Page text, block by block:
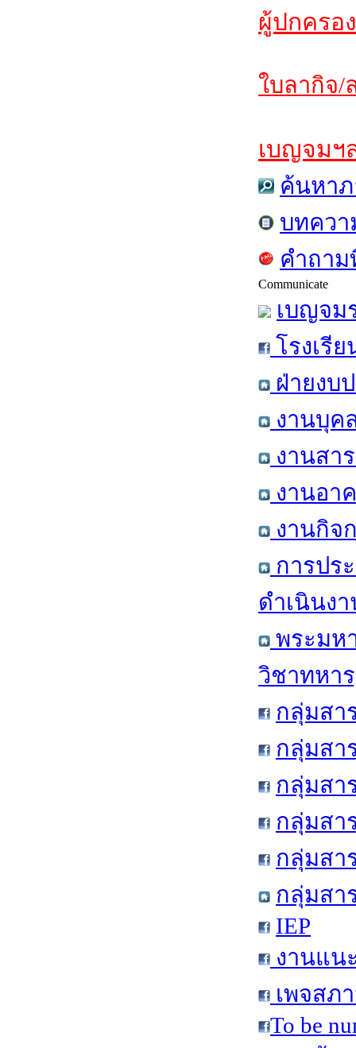
ผู้ปกครอ
ใบลากิจ/
เบญจมฯ
ค้นหาภ
บทควา
คำถา
Communicate
เบญจม
โรงเรี
ฝ่ายงบ
งานบุค
งานสา
งานอา
งานกิจ
การปร
ดำเนินง
พระมห
วิชาทหา
กลุ่มสา
กลุ่มสา
กลุ่มสา
กลุ่มสา
กลุ่มสา
กลุ่มสา
IEP
งานแน
เพจสภ
To be